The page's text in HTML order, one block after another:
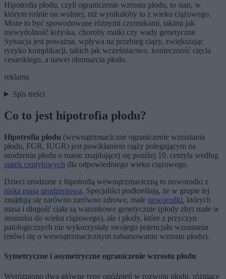
Hipotrofia płodu, czyli ograniczenie wzrostu płodu, to stan, w
którym rośnie on wolniej, niż wynikałoby to z wieku ciążowego.
Może to być spowodowane różnymi czynnikami, takimi jak
niewydolność łożyska, choroby matki czy wady genetyczne.
Sytuacja jest poważna, wpływa na przebieg ciąży, zwiększając
ryzyko komplikacji, takich jak wcześniactwo, konieczność cięcia
cesarskiego, a nawet obumarcia płodu.
reklama
Spis treści
Co to jest hipotrofia płodu?
Hipotrofia płodu (wewnątrzmaciczne ograniczenie wzrastania
płodu, FGR, IUGR) jest powikłaniem ciąży polegającym na
urodzeniu płodu o masie znajdującej się poniżej 10. centyla według
siatek centylowych dla odpowiedniego wieku ciążowego.
Dzieci urodzone z hipotrofią wewnątrzmaciczną to noworodki z
niską masą urodzeniową. Specjaliści podkreślają, że w grupie tej
znajdują się zarówno zarówno zdrowe, małe noworodki, których
masa i długość ciała są warunkowe genetycznie (płody zbyt małe w
stosunku do wieku ciążowego), ale i płody, które z przyczyn
patologicznych nie wykorzystały swojego potencjału wzrastania
(mówi się o wewnątrzmacicznym zahamowaniu wzrostu płodu).
Symetryczne i asymetryczne ograniczenie wzrostu płodu
Wyróżniono dwa główne typy opóźnień w rozwoju płodu, różniące